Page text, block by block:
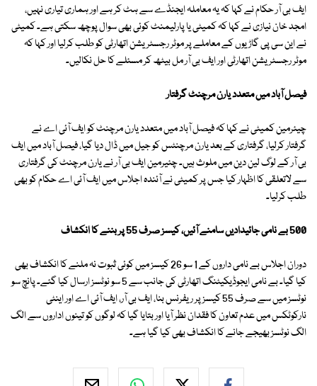
ایف بی آر حکام نے کہا کہ یہ معاملہ ایجنڈے سے ہٹ کر ہے اور ہماری تیاری نہیں،
امجد خان نیازی نے کہا کہ کمیٹی یا پارلیمنٹ کوئی بھی سوال پوچھ سکتی ہے۔ کمیٹی
نے این سی پی گاڑیوں کے معاملے پر موٹر رجسٹریشن اتھارٹی کو طلب کرلیا اور کہا کہ
موٹر رجسٹریشن اتھارٹی اور ایف بی آر مل بیٹھ کر مسئلے کا حل نکالیں۔
فیصل آباد میں متعدد یارن مرچنٹ گرفتار
چیئرمین کمیٹی نے کہا کہ فیصل آباد میں متعدد یارن مرچنٹ کو ایف آئی اے نے
گرفتار کرلیا، گرفتاری کے بعد یارن مرچنٹس کو جیل میں ڈال دیا گیا، فیصل آباد میں ایف
بی آر کے لوگ لین دین میں ملوث ہیں۔ چئیرمین ایف بی آر نے یارن مرچنٹ کی گرفتاری
سے لاتعلقی کا اظہار کیا جس پر کمیٹی نے آئندہ اجلاس میں ایف آئی اے حکام کو بھی
طلب کرلیا۔
500 بے نامی جائیدادیں سامنے آئیں، کیسز صرف 55 پر بننے کا انکشاف
دوران اجلاس بے نامی داروں کے 1 سو 26 کیسز میں کوئی ثبوت نہ ملنے کا انکشاف بھی
کیا گیا۔ بے نامی ایجوڈیکیٹنگ اتھارٹی کی جانب سے 5 سو نوٹسز ارسال کیا گئے۔ پانچ سو
نوٹسز میں سے صرف 55 کیسز پر ریفرنس بنا، ایف بی آر، ایف آئی اے اور اینٹی
نارکوٹکس میں عدم تعاون کا فقدان نظر آیا اور بتایا گیا کہ لوگوں کو تینوں اداروں سے الگ
الگ نوٹسز بھیجے جانے کا انکشاف بھی کیا گیا ہے۔